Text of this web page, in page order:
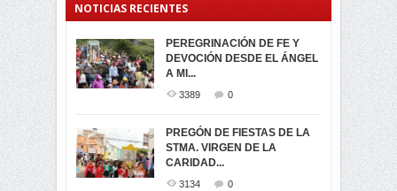
NOTICIAS RECIENTES
PEREGRINACIÓN DE FE Y
DEVOCIÓN DESDE EL ÁNGEL
A MI...
3389 0
PREGÓN DE FIESTAS DE LA
STMA. VIRGEN DE LA
CARIDAD...
3134 0
PROCESIÓN DE LA VIRGEN
DE LA CARIDAD 2024
3059
-ENCENDIDO DEL ARBOL DE
...
SEGUNDA VUELTA
ELECCIONES
PRESIDENCIALES 2023 EN
M...
ELECCION CRUCIAL:
SEGUNDA VUELTA
PRESIDENCIAL EL 1...